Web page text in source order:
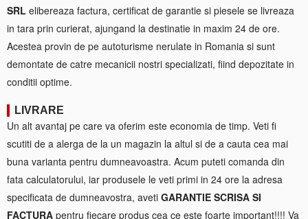
SRL elibereaza factura, certificat de garantie si piesele se livreaza
in tara prin curierat, ajungand la destinatie in maxim 24 de ore.
Acestea provin de pe autoturisme nerulate in Romania si sunt
demontate de catre mecanicii nostri specializati, fiind depozitate in
conditii optime.
LIVRARE
Un alt avantaj pe care va oferim este economia de timp. Veti fi
scutiti de a alerga de la un magazin la altul si de a cauta cea mai
buna varianta pentru dumneavoastra. Acum puteti comanda din
fata calculatorului, iar produsele le veti primi in 24 ore la adresa
specificata de dumneavostra, aveti GARANTIE SCRISA SI
FACTURA pentru fiecare produs cea ce este foarte important!!!! Va